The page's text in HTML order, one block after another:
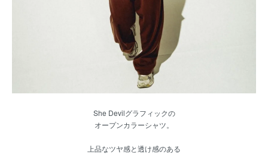
She Devilグラフィックの
オープンカラーシャツ。
上品なツヤ感と透け感のある